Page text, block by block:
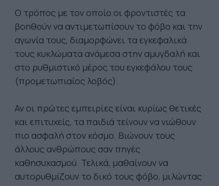
Ο τρόπος με τον οποίο οι φροντιστές τα
βοηθούν να αντιμετωπίσουν το φόβο και την
αγωνία τους, διαμορφώνει τα εγκεφαλικά
τους κυκλώματα ανάμεσα στην αμυγδαλή και
στο ρυθμιστικό μέρος του εγκεφάλου τους
(προμετωπιαίος λοβός).
Αν οι πρώτες εμπειρίες είναι κυρίως θετικές
και επιτυχείς, τα παιδιά τείνουν να νιώθουν
πιο ασφαλή στον κόσμο. Βιώνουν τους
άλλους ανθρώπους σαν πηγές
καθησυχασμού. Τελικά, μαθαίνουν να
αυτορυθμίζουν το δικό τους φόβο, μιλώντας